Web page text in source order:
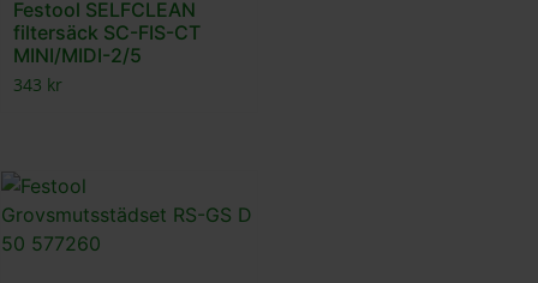
Festool SELFCLEAN
filtersäck SC-FIS-CT
MINI/MIDI-2/5
343 kr